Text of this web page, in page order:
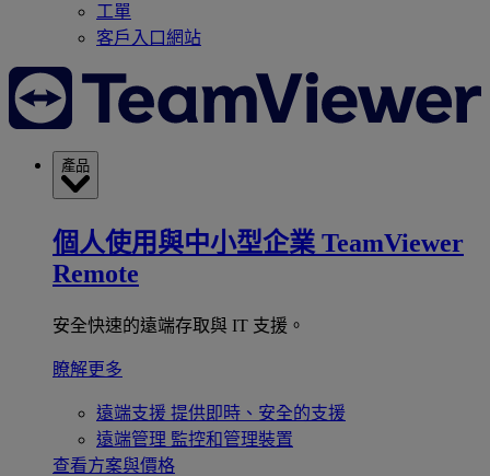
工單
客戶入口網站
產品
個人使用與中小型企業 TeamViewer
Remote
安全快速的遠端存取與 IT 支援。
瞭解更多
遠端支援 提供即時、安全的支援
遠端管理 監控和管理裝置
查看方案與價格